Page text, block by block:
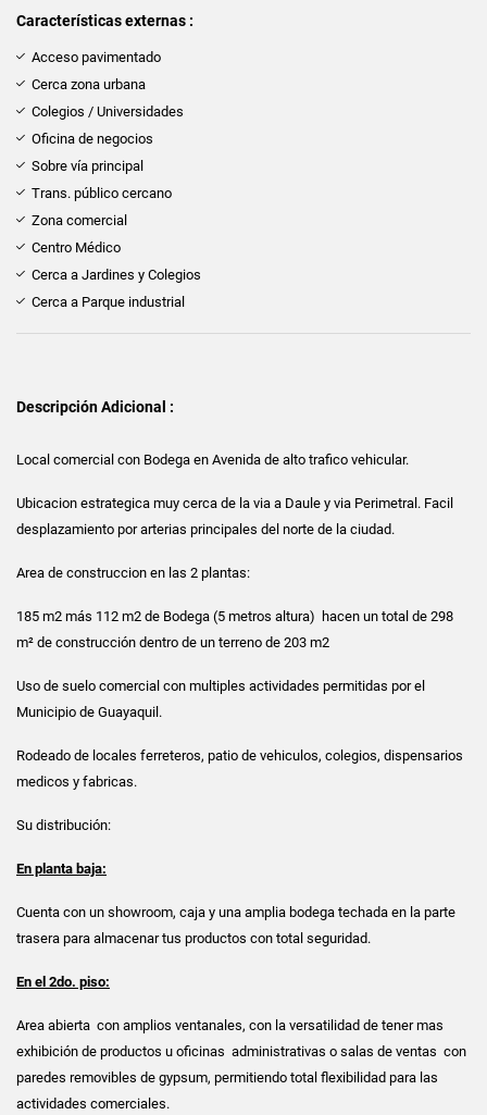
Características externas :
Acceso pavimentado
Cerca zona urbana
Colegios / Universidades
Oficina de negocios
Sobre vía principal
Trans. público cercano
Zona comercial
Centro Médico
Cerca a Jardines y Colegios
Cerca a Parque industrial
Descripción Adicional :
Local comercial con Bodega en Avenida de alto trafico vehicular.
Ubicacion estrategica muy cerca de la via a Daule y via Perimetral. Facil
desplazamiento por arterias principales del norte de la ciudad.
Area de construccion en las 2 plantas:
185 m2 más 112 m2 de Bodega (5 metros altura) hacen un total de 298
m² de construcción dentro de un terreno de 203 m2
Uso de suelo comercial con multiples actividades permitidas por el
Municipio de Guayaquil.
Rodeado de locales ferreteros, patio de vehiculos, colegios, dispensarios
medicos y fabricas.
Su distribución:
En planta baja:
Cuenta con un showroom, caja y una amplia bodega techada en la parte
trasera para almacenar tus productos con total seguridad.
En el 2do. piso:
Area abierta con amplios ventanales, con la versatilidad de tener mas
exhibición de productos u oficinas administrativas o salas de ventas con
paredes removibles de gypsum, permitiendo total flexibilidad para las
actividades comerciales.